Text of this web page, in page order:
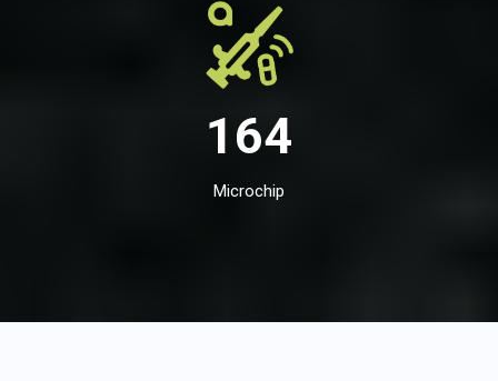
164
Microchip